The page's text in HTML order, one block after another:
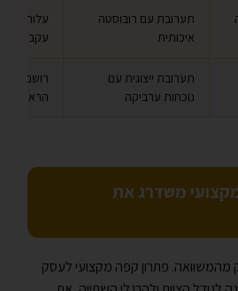
תערובת עם רובוסטה
איכותית
עלות
עקביים
תערובת ייצוגית עם
נוכחות ערביקה
רושם
הראשונה
משדרג את
מהמשוואה. פתרון קפה מקצועי לעסק